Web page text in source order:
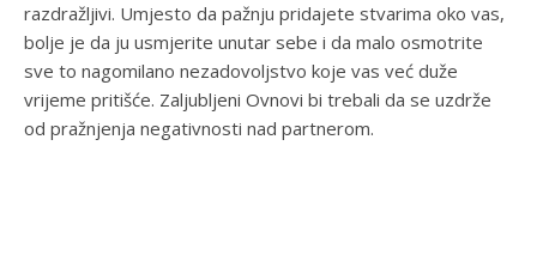
razdražljivi. Umjesto da pažnju pridajete stvarima oko vas,
bolje je da ju usmjerite unutar sebe i da malo osmotrite
sve to nagomilano nezadovoljstvo koje vas već duže
vrijeme pritišće. Zaljubljeni Ovnovi bi trebali da se uzdrže
od pražnjenja negativnosti nad partnerom.